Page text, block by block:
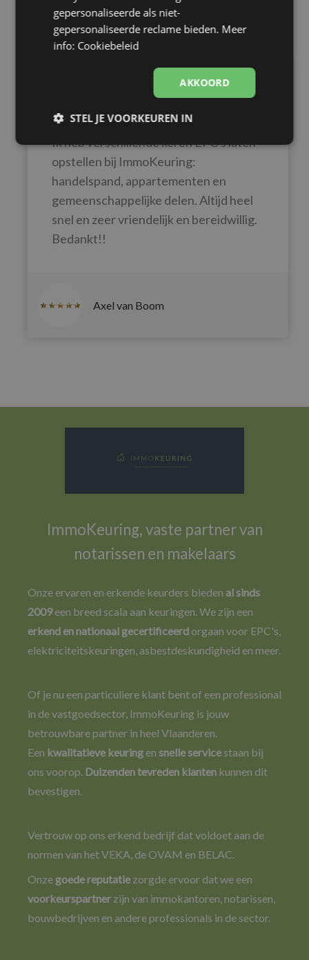
Altijd vriendelijk &
bereidwillig!
Ik heb verschillende keren EPC's laten
opstellen bij ImmoKeuring:
handelspand, appartementen en
gemeenschappelijke delen. Altijd heel
snel en zeer vriendelijk en bereidwillig.
Bedankt!!
Axel van Boom
ImmoKeuring, vaste partner van
notarissen en makelaars
Onze ervaren en erkende keurders bieden al sinds
2009een breed scala aan keuringen. We zijn een
erkend en nationaal gecertificeerd orgaan voor EPC's,
elektriciteitskeuringen, asbestdeskundigheid en meer.
Of je nu een particuliere klant bent of een professional
in de vastgoedsector, ImmoKeuring is jouw
betrouwbare partner in heel Vlaanderen.
Een kwalitatieve keuring en snelle service staan bij
ons voorop. Duizenden tevreden klanten kunnen dit
bevestigen.
Vertrouw op ons erkend bedrijf dat voldoet aan de
normen van het VEKA, de OVAM en BELAC.
Onze goede reputatie zorgde ervoor dat we een
voorkeurspartner zijn van immokantoren, notarissen,
bouwbedrijven en andere professionals in de sector.
gepersonaliseerde als niet-
gepersonaliseerde reclame bieden. Meer
info: Cookiebeleid
AKKOORD
STEL JE VOORKEUREN IN
Strikt
noodzakelijk
Prestatie Targeting
Functioneel
Niet-
geclassificeerd